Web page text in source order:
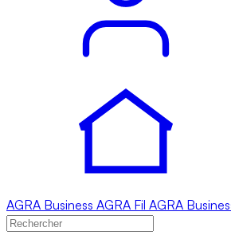
AGRA Business AGRA Fil AGRA